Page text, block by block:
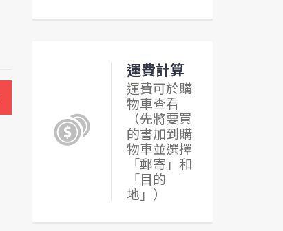
運費計算
運費可於購
物車查看
（先將要買
的書加到購
物車並選擇
「郵寄」和
「目的
地」）